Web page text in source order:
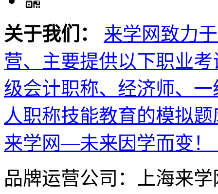
关于我们：
来学网致力
营、主要提供以下职业
级会计职称、经济师、
人职称技能教育的模拟
来学网—未来因学而变！
品牌运营公司：上海来